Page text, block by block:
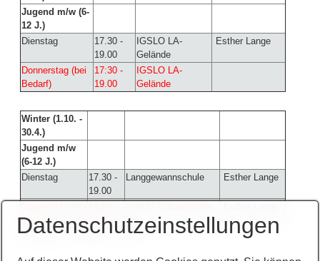
Jugend m/w (6-
12 J.)
Dienstag
17.30 -
19.00
IGSLO LA-
Gelände
Esther Lange
Donnerstag (bei
Bedarf)
17:30 -
19.00
IGSLO LA-
Gelände
Winter (1.10. -
30.4.)
Jugend m/w
(6-12 J.)
Dienstag
17.30 -
19.00
Langgewannschule Esther Lange
Bedarf)
19.30
Kontakt:tgo1880@freenet.de
Datenschutzeinstellungen